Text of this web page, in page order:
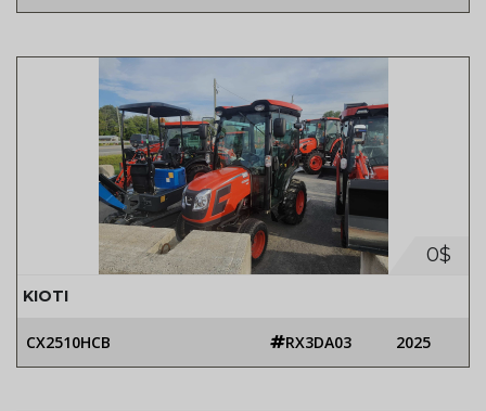
0$
KIOTI
CX2510HCB RX3DA03 2025